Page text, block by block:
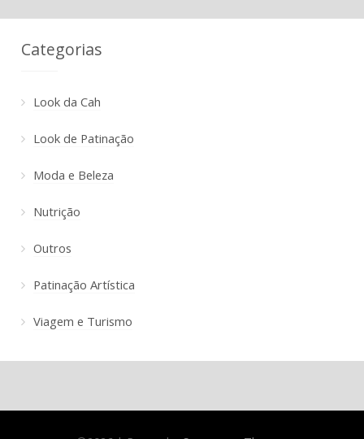
Categorias
Look da Cah
Look de Patinação
Moda e Beleza
Nutrição
Outros
Patinação Artística
Viagem e Turismo